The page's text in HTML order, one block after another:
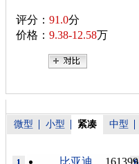
评分： 91.0分
价格： 9.38-12.58万
微型 小型 紧凑 中型